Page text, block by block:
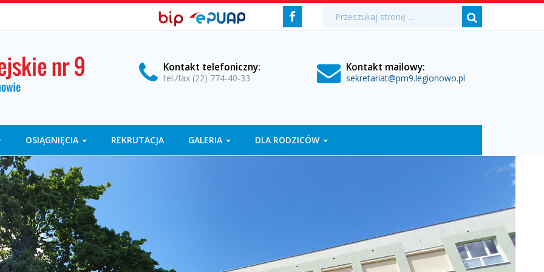
ePUAP
Biuletyn
Informacji
EPUAP
Media
społecznościowe
FacebookWyszukiwarka
Formularz
wyszukiwania
Wyszukiwana
fraza:
Szukaj
Kontakt telefoniczny:
tel./fax (22) 774-40-33
Kontakt mailowy:
sekretariat@pm9.legionowo.pl
OSIĄGNIĘCIA REKRUTACJA GALERIA DLA RODZICÓW